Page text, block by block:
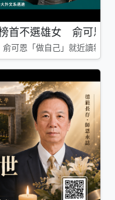
首不選雄女 俞可恩
可恩「做自己」就近讀新莊